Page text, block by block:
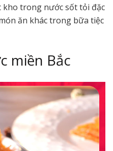
kho trong nước sốt tỏi đặc
ăn khác trong bữa tiệc
miền Bắc